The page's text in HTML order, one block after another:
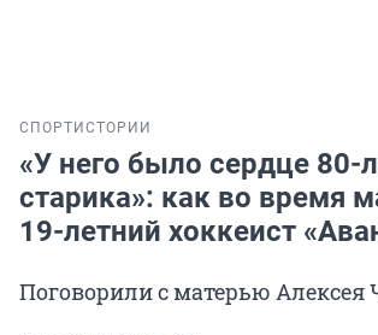
СПОРТ ИСТОРИИ
«У него было сердце 80-
старика»: как во время
19-летний хоккеист
Поговорили с матерью Алексея